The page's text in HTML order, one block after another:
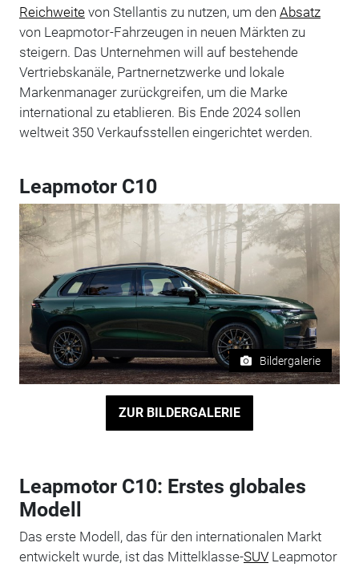
Reichweitevon Stellantis zu nutzen, um den Absatz
von Leapmotor-Fahrzeugen in neuen Märkten zu
steigern. Das Unternehmen will auf bestehende
Vertriebskanäle, Partnernetzwerke und lokale
Markenmanager zurückgreifen, um die Marke
international zu etablieren. Bis Ende 2024 sollen
weltweit 350 Verkaufsstellen eingerichtet werden.
Leapmotor C10
Bildergalerie
ZUR BILDERGALERIE
Leapmotor C10: Erstes globales
Modell
Das erste Modell, das für den internationalen Markt
entwickelt wurde, ist das Mittelklasse-SUVLeapmotor